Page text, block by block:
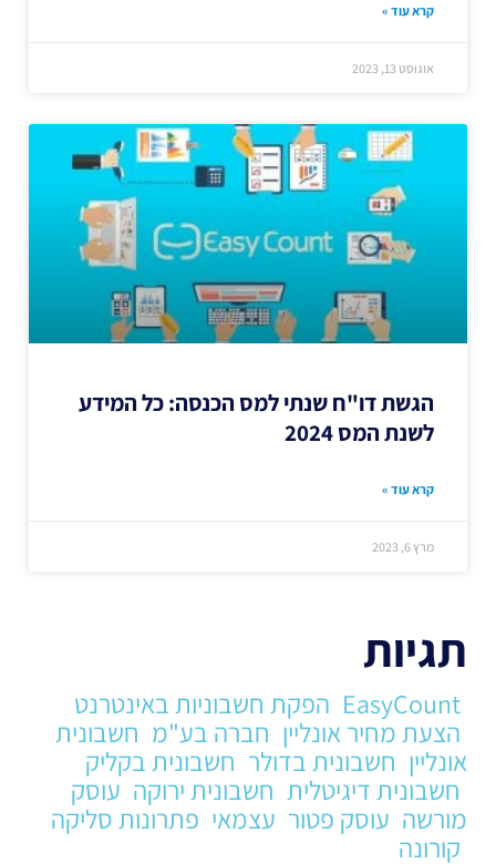
קרא עוד »
אוגוסט 13, 2023
הגשת דו"ח שנתי למס הכנסה: כל המידע
לשנת המס 2024
קרא עוד »
מרץ 6, 2023
תגיות
EasyCount הפקת חשבוניות באינטרנט
הצעת מחיר אונליין חברה בע"מ חשבונית
אונליין חשבונית בדולר חשבונית בקליק
חשבונית דיגיטלית חשבונית ירוקה עוסק
מורשה עוסק פטור עצמאי פתרונות סליקה
קורונה